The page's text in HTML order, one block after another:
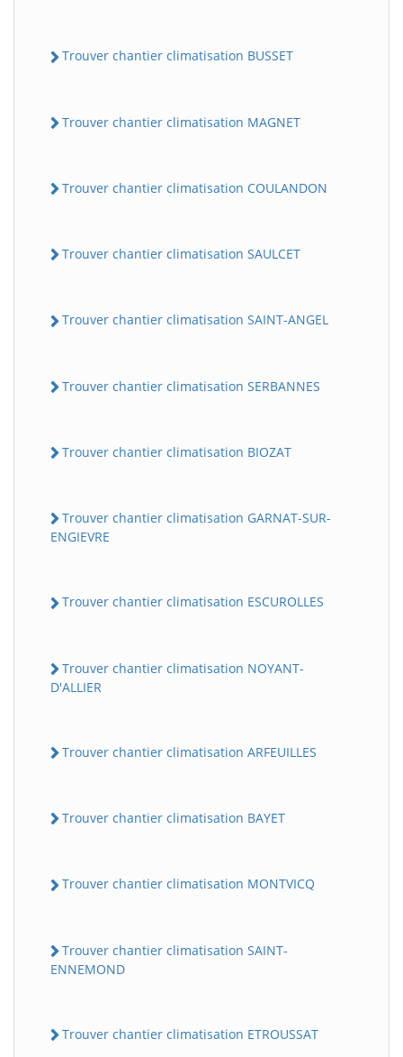
Trouver chantier climatisation BUSSET
Trouver chantier climatisation MAGNET
Trouver chantier climatisation COULANDON
Trouver chantier climatisation SAULCET
Trouver chantier climatisation SAINT-ANGEL
Trouver chantier climatisation SERBANNES
Trouver chantier climatisation BIOZAT
Trouver chantier climatisation GARNAT-SUR-
ENGIEVRE
Trouver chantier climatisation ESCUROLLES
Trouver chantier climatisation NOYANT-
D'ALLIER
Trouver chantier climatisation ARFEUILLES
Trouver chantier climatisation BAYET
Trouver chantier climatisation MONTVICQ
Trouver chantier climatisation SAINT-
ENNEMOND
Trouver chantier climatisation ETROUSSAT